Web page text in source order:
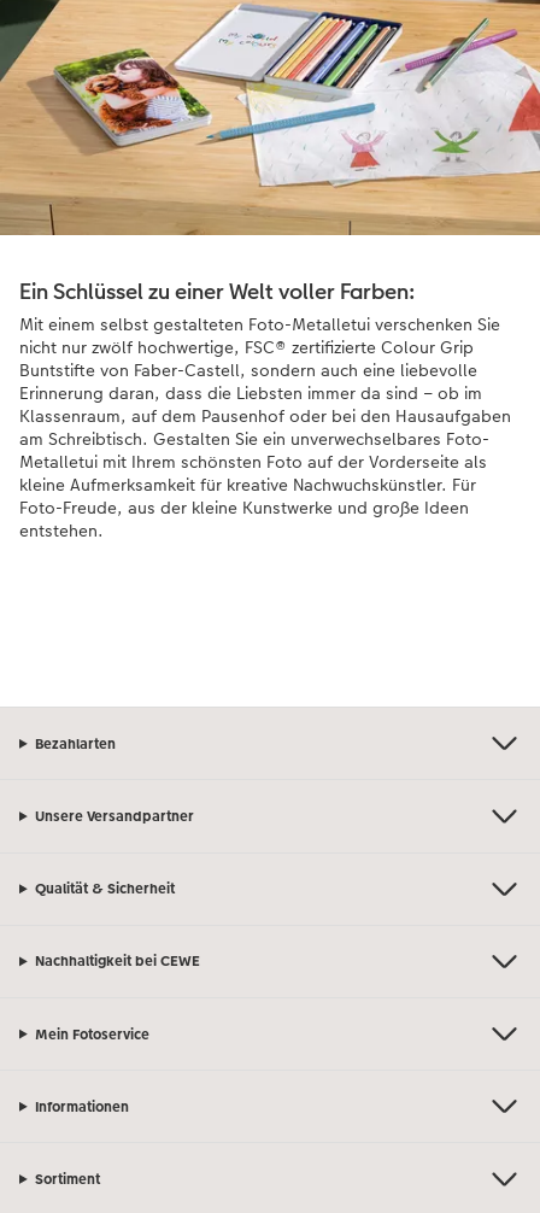
Ein Schlüssel zu einer Welt voller Farben:
Mit einem selbst gestalteten Foto-Metalletui verschenken Sie
nicht nur zwölf hochwertige, FSC® zertifizierte Colour Grip
Buntstifte von Faber-Castell, sondern auch eine liebevolle
Erinnerung daran, dass die Liebsten immer da sind – ob im
Klassenraum, auf dem Pausenhof oder bei den Hausaufgaben
am Schreibtisch. Gestalten Sie ein unverwechselbares Foto-
Metalletui mit Ihrem schönsten Foto auf der Vorderseite als
kleine Aufmerksamkeit für kreative Nachwuchskünstler. Für
Foto-Freude, aus der kleine Kunstwerke und große Ideen
entstehen.
Bezahlarten
Unsere Versandpartner
Qualität & Sicherheit
Nachhaltigkeit bei CEWE
Mein Fotoservice
Informationen
Sortiment